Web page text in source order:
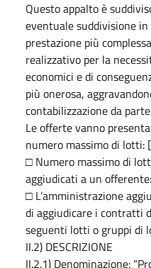
Questo appalto è
eventuale suddivisione
prestazione più
realizzativo per la
economici e di
più onerosa,
contabilizzazione da
Le offerte vanno
numero massimo di
□ Numero massimo di
aggiudicati a un
□ L’amministrazione
di aggiudicare i contratti
seguenti lotti o gruppi di
II.2) DESCRIZIONE
II.2.1) Denominazione: